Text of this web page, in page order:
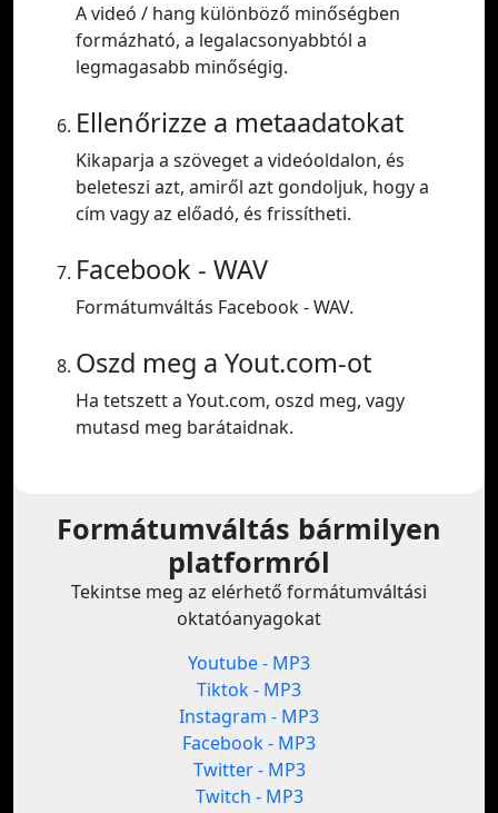
A videó / hang különböző minőségben
formázható, a legalacsonyabbtól a
legmagasabb minőségig.
Ellenőrizze a metaadatokat
Kikaparja a szöveget a videóoldalon, és
beleteszi azt, amiről azt gondoljuk, hogy a
cím vagy az előadó, és frissítheti.
Facebook - WAV
Formátumváltás Facebook - WAV.
Oszd meg a Yout.com-ot
Ha tetszett a Yout.com, oszd meg, vagy
mutasd meg barátaidnak.
Formátumváltás bármilyen
platformról
Tekintse meg az elérhető formátumváltási
oktatóanyagokat
Youtube - MP3
Tiktok - MP3
Instagram - MP3
Facebook - MP3
Twitter - MP3
Twitch - MP3